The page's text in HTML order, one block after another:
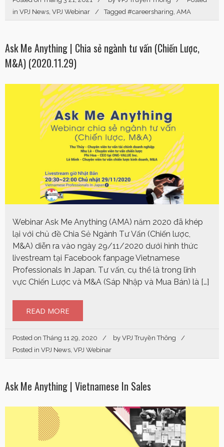
in VPJ News, VPJ Webinar Tagged #careersharing, AMA
Ask Me Anything | Chia sẻ ngành tư vấn (Chiến Lược,
M&A) (2020.11.29)
Webinar Ask Me Anything (AMA) năm 2020 đã khép
lại với chủ đề Chia Sẻ Ngành Tư Vấn (Chiến lược,
M&A) diễn ra vào ngày 29/11/2020 dưới hình thức
livestream tại Facebook fanpage Vietnamese
Professionals In Japan. Tư vấn, cụ thể là trong lĩnh
vực Chiến Lược và M&A (Sáp Nhập và Mua Bán) là […]
READ MORE
Posted onTháng 11 29, 2020 by VPJ Truyền Thông
Posted in VPJ News VPJ Webinar
Ask Me Anything | Vietnamese In Sales